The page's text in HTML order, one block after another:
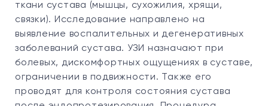
ткани сустава (мышцы, сухожилия, хрящи,
связки). Исследование направлено на
выявление воспалительных и дегенеративных
заболеваний сустава. УЗИ назначают при
болевых, дискомфортных ощущениях в суставе,
ограничении в подвижности. Также его
проводят для контроля состояния сустава